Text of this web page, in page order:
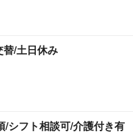
替/土日休み
/シフト相談可/介護付き有